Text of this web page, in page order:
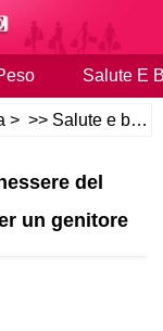
Salute E
> >> Salute e benessere
del
un genitore